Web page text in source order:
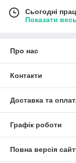
Сьогодні
Показати
Про нас
Контакти
Доставка та
Графік роботи
Повна версія